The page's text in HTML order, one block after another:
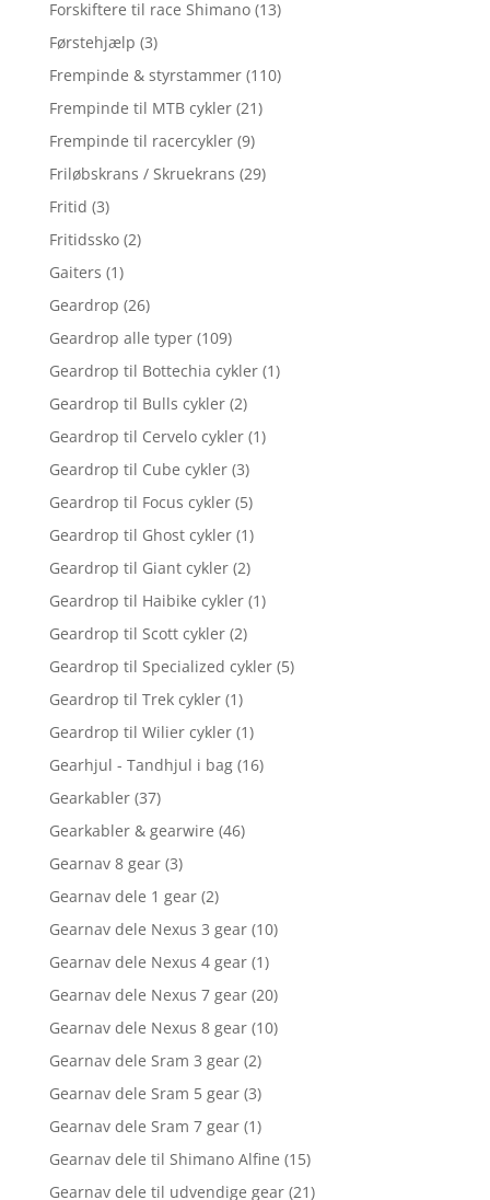
Forskiftere til race Shimano (13)
Førstehjælp (3)
Frempinde & styrstammer (110)
Frempinde til MTB cykler (21)
Frempinde til racercykler (9)
Friløbskrans / Skruekrans (29)
Fritid (3)
Fritidssko (2)
Gaiters (1)
Geardrop (26)
Geardrop alle typer (109)
Geardrop til Bottechia cykler (1)
Geardrop til Bulls cykler (2)
Geardrop til Cervelo cykler (1)
Geardrop til Cube cykler (3)
Geardrop til Focus cykler (5)
Geardrop til Ghost cykler (1)
Geardrop til Giant cykler (2)
Geardrop til Haibike cykler (1)
Geardrop til Scott cykler (2)
Geardrop til Specialized cykler (5)
Geardrop til Trek cykler (1)
Geardrop til Wilier cykler (1)
Gearhjul - Tandhjul i bag (16)
Gearkabler (37)
Gearkabler & gearwire (46)
Gearnav 8 gear (3)
Gearnav dele 1 gear (2)
Gearnav dele Nexus 3 gear (10)
Gearnav dele Nexus 4 gear (1)
Gearnav dele Nexus 7 gear (20)
Gearnav dele Nexus 8 gear (10)
Gearnav dele Sram 3 gear (2)
Gearnav dele Sram 5 gear (3)
Gearnav dele Sram 7 gear (1)
Gearnav dele til Shimano Alfine (15)
Gearnav dele til udvendige gear (21)